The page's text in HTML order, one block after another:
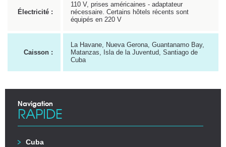
Électricité :
110 V, prises américaines - adaptateur
nécessaire. Certains hôtels récents sont
équipés en 220 V
Caisson :
La Havane, Nueva Gerona, Guantanamo Bay,
Matanzas, Isla de la Juventud, Santiago de
Cuba
Navigation
RAPIDE
Cuba